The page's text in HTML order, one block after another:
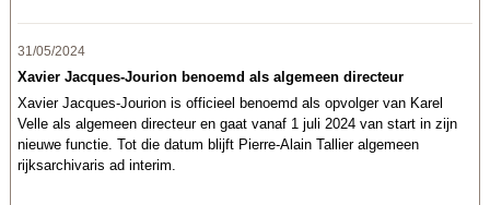
31/05/2024
Xavier Jacques-Jourion benoemd als algemeen directeur
Xavier Jacques-Jourion is officieel benoemd als opvolger van Karel
Velle als algemeen directeur en gaat vanaf 1 juli 2024 van start in zijn
nieuwe functie. Tot die datum blijft Pierre-Alain Tallier algemeen
rijksarchivaris ad interim.